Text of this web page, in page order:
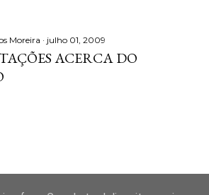
Moreira julho 01, 2009
ACERCA DO